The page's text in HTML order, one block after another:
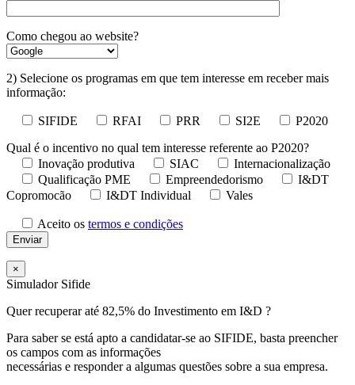
Como chegou ao website?
2) Selecione os programas em que tem interesse em receber mais
informação:
SIFIDE RFAI PRR SI2E
P2020
Qual é o incentivo no qual tem interesse referente ao P2020?
Inovação produtiva
SIAC
Internacionalização
Qualificação PME
Empreendedorismo
I&DT
Copromocão
I&DT Individual Vales
Aceito os termos e condições
×
Simulador Sifide
Quer recuperar até 82,5% do Investimento em I&D ?
Para saber se está apto a candidatar-se ao SIFIDE, basta preencher
os campos com as informações
necessárias e responder a algumas questões sobre a sua empresa.